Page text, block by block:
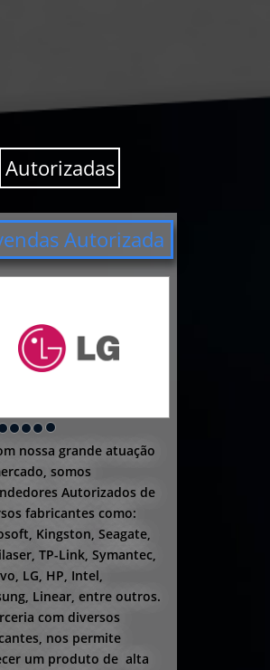
Autorizadas
Autorizada
nossa grande atuação
somos
Autorizados de
fabricantes como:
Kingston, Seagate,
TP-Link, Symantec,
LG, HP, Intel,
Linear, entre outros.
com diversos
nos permite
um produto de alta